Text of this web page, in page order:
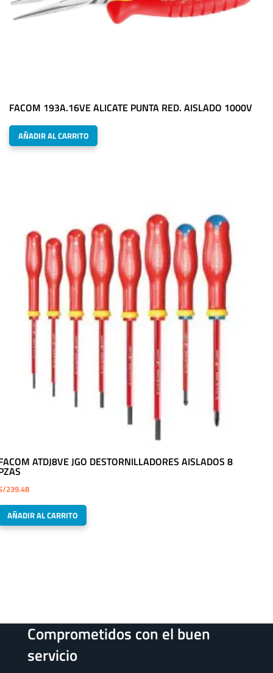
FACOM 193A.16VE ALICATE PUNTA RED. AISLADO 1000V
AÑADIR AL CARRITO
ATDJ8VE JGO DESTORNILLADORES AISLADOS 8
239.48
AÑADIR AL CARRITO
Comprometidos con el buen
servicio